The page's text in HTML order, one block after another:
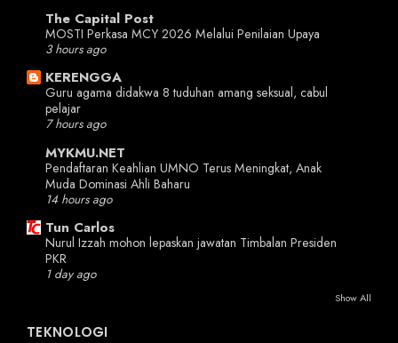
The Capital Post
MOSTI Perkasa MCY 2026 Melalui Penilaian Upaya
3 hours ago
KERENGGA
Guru agama didakwa 8 tuduhan amang seksual, cabul
pelajar
7 hours ago
MYKMU.NET
Pendaftaran Keahlian UMNO Terus Meningkat, Anak
Muda Dominasi Ahli Baharu
14 hours ago
Tun Carlos
Nurul Izzah mohon lepaskan jawatan Timbalan Presiden
PKR
1 day ago
Show All
TEKNOLOGI